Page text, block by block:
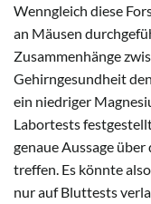
Wenngleich diese
an Mäusen
Zusammenhänge
Gehirngesundheit
ein niedriger
Labortests
genaue Aussage
treffen. Es könnte
nur auf Bluttests